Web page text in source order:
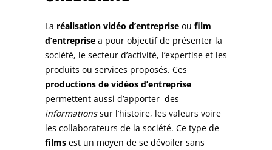
La réalisation vidéo d’entreprise ou film
d’entreprise a pour objectif de présenter la
société, le secteur d’activité, l’expertise et les
produits ou services proposés. Ces
productions de vidéos d’entreprise
permettent aussi d’apporter des
informationssur l’histoire, les valeurs voire
les collaborateurs de la société. Ce type de
films est un moyen de se dévoiler sans